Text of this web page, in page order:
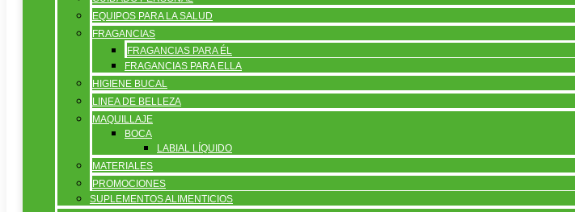
EQUIPOS PARA LA SALUD
FRAGANCIAS
FRAGANCIAS PARA ÉL
FRAGANCIAS PARA ELLA
HIGIENE BUCAL
LINEA DE BELLEZA
MAQUILLAJE
BOCA
LABIAL LÍQUIDO
MATERIALES
PROMOCIONES
SUPLEMENTOS ALIMENTICIOS